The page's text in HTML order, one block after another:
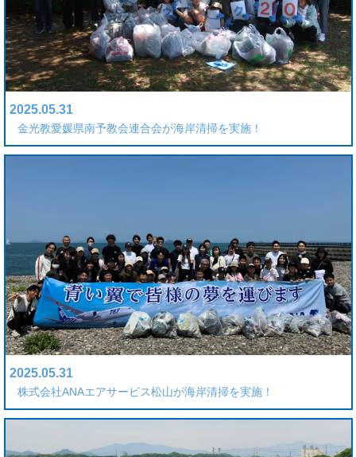
2025.05.31
金光教愛媛県南予教会連合会が海岸清掃を実施！
2025.05.31
株式会社ANAエアサービス松山が海岸清掃を実施！